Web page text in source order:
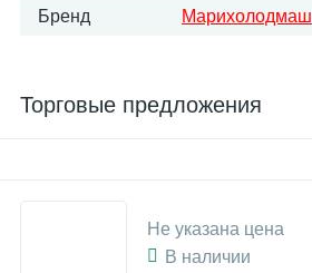
Бренд Марихолодмаш
Торговые предложения
Не указана цена
В наличии